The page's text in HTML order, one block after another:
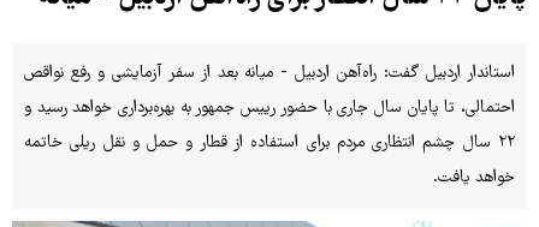
استاندار اردبیل گفت: راه‌آهن اردبیل - میانه بعد از سفر آزمایشی و رفع نواقص
احتمالی، تا پایان سال جاری با حضور رییس جمهور به بهره‌برداری خواهد رسید و
۲۲ سال چشم انتظاری مردم برای استفاده از قطار و حمل و نقل ریلی خاتمه
خواهد یافت.